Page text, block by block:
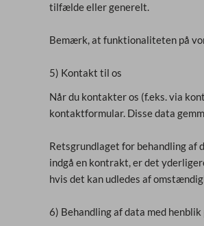
tilfælde eller generelt.
Bemærk, at funktionaliteten på
5) Kontakt til os
Når du kontakter os (f.eks. via
kontaktformular. Disse data
Retsgrundlaget for behandling af
indgå en kontrakt, er det
hvis det kan udledes af
6) Behandling af data med